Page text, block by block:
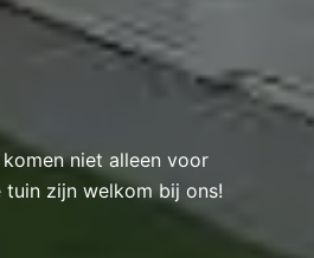
niet alleen voor
zijn welkom bij ons!